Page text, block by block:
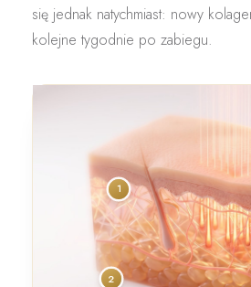
się jednak natychmiast: nowy
kolejne tygodnie po zabiegu.
1
2